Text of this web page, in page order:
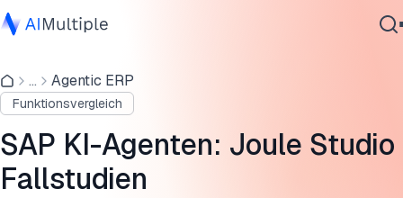
Agentische KI
Cybersicherheit
Daten
Unternehmenssoftware
Dienstleistungen
... Agentic ERP
Funktionsvergleich
SAP KI-Agenten: Joule Studio
Fallstudien
Wie heißt der KI-Agent in SAP?
Multi-Agenten-Kollaboration